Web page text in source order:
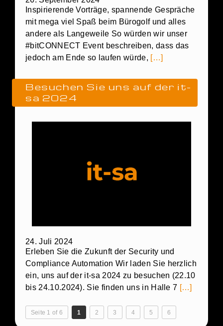
Inspirierende Vorträge, spannende Gespräche
mit mega viel Spaß beim Bürogolf und alles
andere als Langeweile So würden wir unser
#bitCONNECT Event beschreiben, dass das
jedoch am Ende so laufen würde, […]
Besuchen Sie uns auf der it-
sa 2024
24. Juli 2024
Erleben Sie die Zukunft der Security und
Compliance Automation Wir laden Sie herzlich
ein, uns auf der it-sa 2024 zu besuchen (22.10
bis 24.10.2024). Sie finden uns in Halle 7 […]
Seite 1 of 6 1 2 3 4 5 6